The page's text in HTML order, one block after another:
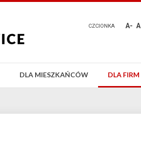
CZCIONKA A- A
DLA MIESZKAŃCÓW DLA FIRM